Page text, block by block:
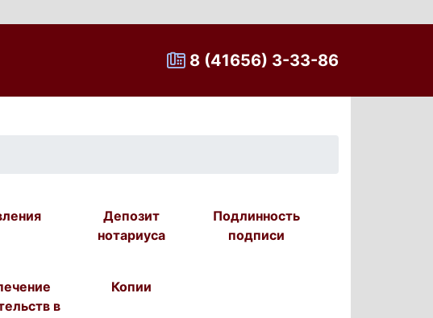
8 (41656) 3-33-86
Депозит
нотариуса
Подлинность
подписи
в
Копии